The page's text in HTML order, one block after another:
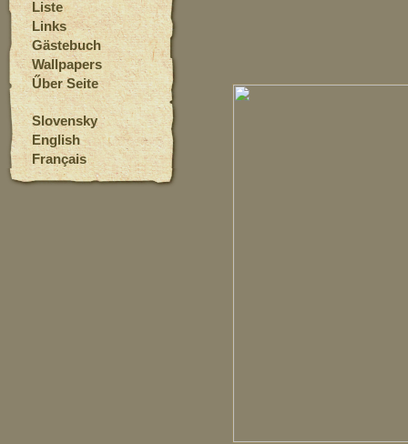
Liste
Links
Gästebuch
Wallpapers
Űber Seite
Slovensky
English
Français